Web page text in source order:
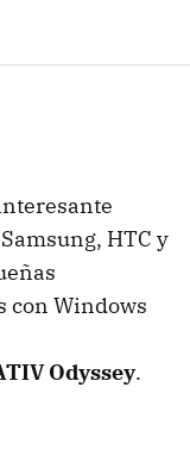
HTC y
con Windows
Odyssey.